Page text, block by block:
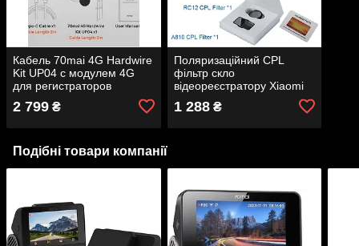
Кабель 70mai 4G Hardwire
Kit UP04 с модулем 4G
для регистраторов
2 799 ₴
Поляризаційний CPL
фільтр скло
відеореєстратору Xiaomi
70mai Dash Cam 4K A810
та задньої камери RC12
1 288₴
Подібні товари компанії